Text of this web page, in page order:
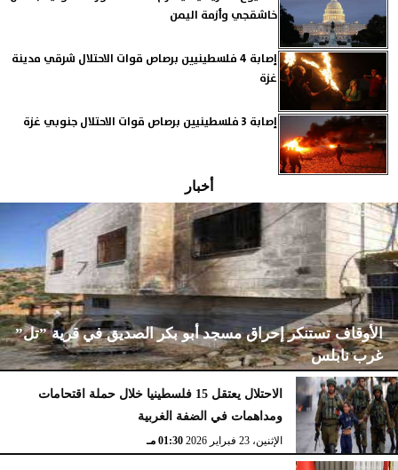
خاشقجي وأزمة اليمن
إصابة 4 فلسطينيين برصاص قوات الاحتلال شرقي مدينة
غزة
إصابة 3 فلسطينيين برصاص قوات الاحتلال جنوبي غزة
أخبار
الأوقاف تستنكر إحراق مسجد أبو بكر الصديق في قرية ”تل”
غرب نابلس
الإثنين، 23 فبراير 2026 02:15 مـ
الاحتلال يعتقل 15 فلسطينيا خلال حملة اقتحامات
ومداهمات في الضفة الغربية
الإثنين، 23 فبراير 2026 01:30 مـ